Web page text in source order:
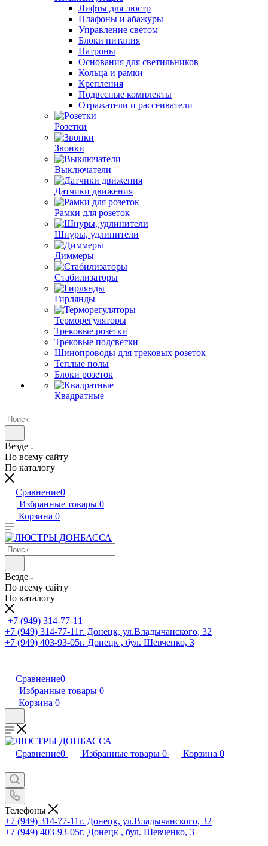
Лифты для люстр
Плафоны и абажуры
Управление светом
Блоки питания
Патроны
Основания для светильников
Кольца и рамки
Крепления
Подвесные комплекты
Отражатели и рассеиватели
Розетки
Звонки
Выключатели
Датчики движения
Рамки для розеток
Шнуры, удлинители
Диммеры
Стабилизаторы
Гирлянды
Терморегуляторы
Трековые розетки
Трековые подсветки
Шинопроводы для трековых розеток
Теплые полы
Блоки розеток
Квадратные
Везде
По всему сайту
По каталогу
Сравнение0
Избранные товары 0
Корзина 0
Везде
По всему сайту
По каталогу
+7 (949) 314-77-11
+7 (949) 314-77-11г. Донецк, ул.Владычанского, 32
+7 (949) 403-93-05г. Донецк , бул. Шевченко, 3
Сравнение0
Избранные товары 0
Корзина 0
Сравнение0 Избранные товары 0 Корзина 0
Телефоны
+7 (949) 314-77-11г. Донецк, ул.Владычанского, 32
+7 (949) 403-93-05г. Донецк , бул. Шевченко, 3